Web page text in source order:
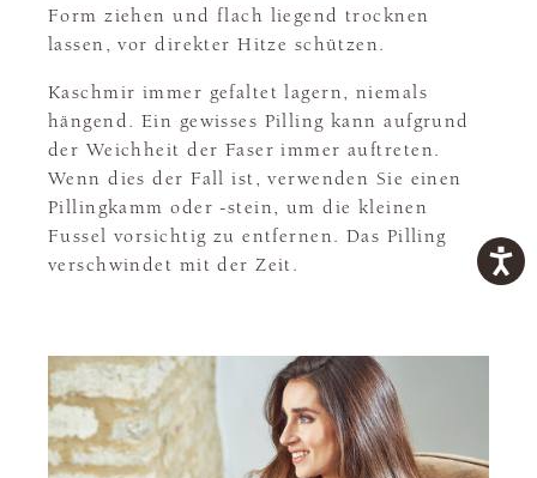
Form ziehen und flach liegend trocknen
lassen, vor direkter Hitze schützen.
Kaschmir immer gefaltet lagern, niemals
hängend. Ein gewisses Pilling kann aufgrund
der Weichheit der Faser immer auftreten.
Wenn dies der Fall ist, verwenden Sie einen
Pillingkamm oder -stein, um die kleinen
Fussel vorsichtig zu entfernen. Das Pilling
verschwindet mit der Zeit.